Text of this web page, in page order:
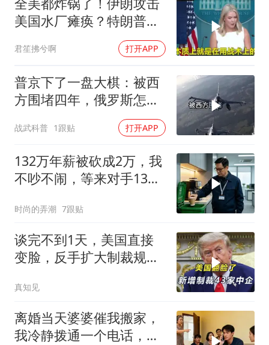
美国水厂瘫痪？特朗普却
君笙拂兮啊 打开APP
普京下了一盘大棋：被西
方围堵四年，俄罗斯怎么
反倒打出了国运翻盘？
战武科普 1跟贴 打开APP
132万年薪被砍成2万，我
不吵不闹，等来对手13倍
时尚的弄潮 7跟贴
谈完不到1天，美国直接
变脸，反手扩大制裁规
真知见
离婚当天婆婆催我搬家，
我冷静拨通一个电话，全